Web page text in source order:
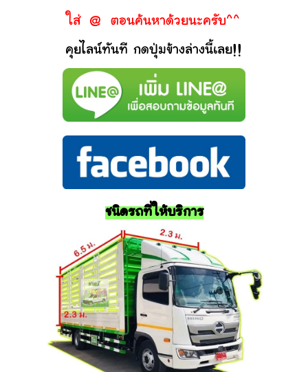
ใส่ @ ตอนค้นหาด้วยนะครับ^^
คุยไลน์ทันที กดปุ่มข้างล่างนี้เลย!!
ชนิดรถที่ให้บริการ